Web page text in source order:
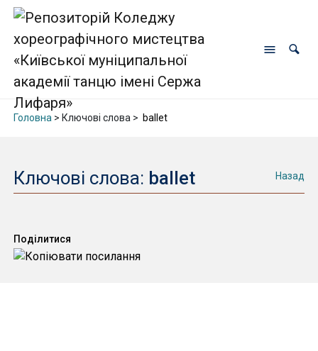
Головна > Ключові слова > ballet
Ключові слова: ballet Назад
Поділитися